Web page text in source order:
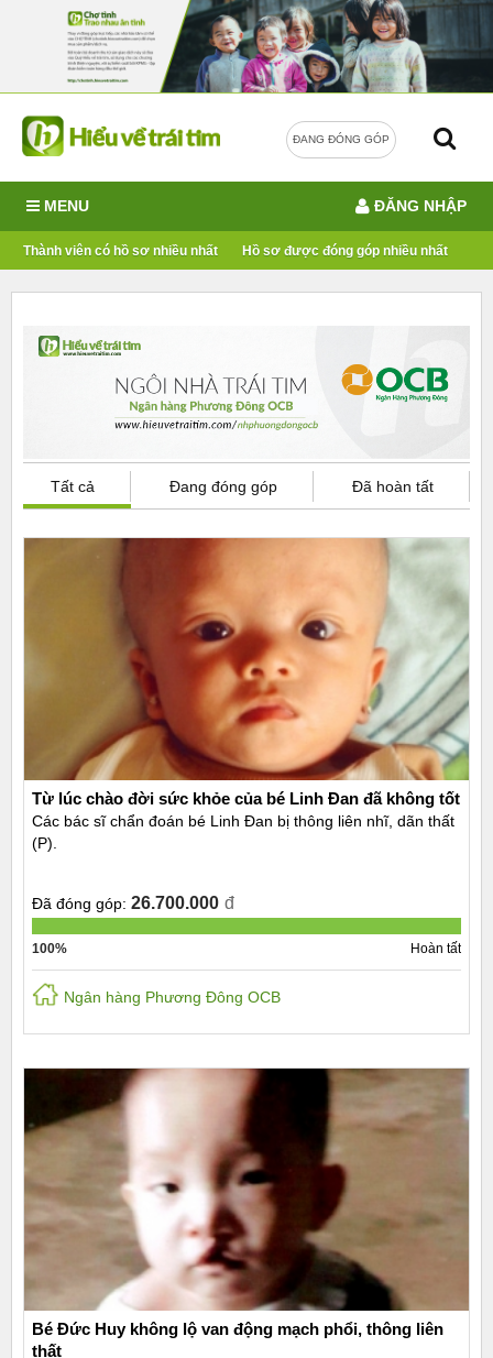
ĐANG ĐÓNG GÓP
MENU
Thành viên có hồ sơ nhiều nhất Hồ sơ được đóng góp nhiều nhất
ĐĂNG NHẬP
Tất cả Đang đóng góp Đã hoàn tất
Từ lúc chào đời sức khỏe của bé Linh Đan đã không tốt
Các bác sĩ chẩn đoán bé Linh Đan bị thông liên nhĩ, dãn thất
(P).
Đã đóng góp: 26.700.000 đ
100% Hoàn tất
Ngân hàng Phương Đông OCB
Bé Đức Huy không lộ van động mạch phổi, thông liên
thất